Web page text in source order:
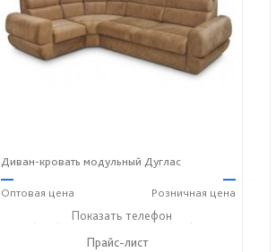
Диван-кровать модульный Дуглас
—
Оптовая цена
—
Розничная цена
+7 (989) 269-73-94 ☎+7 (918) 316-91-77
Показать телефон
Прайс-лист